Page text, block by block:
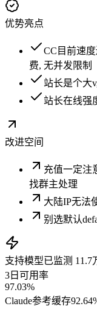
优势亮点
CC目前速
费, 无并发限制
站长是个大
站长在线强
改进空间
充值一定注
找群主处理
大陆IP无法
别选默认
支持模型已监测 11.7
3日可用率
97.03%
Claude参考缓存92.64